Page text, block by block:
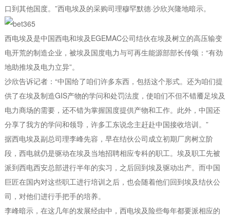
口到其他国度。”西电埃及的采购司理穆罕默德·沙欣兴隆地暗示。
西电埃及是中国西电和埃及EGEMAC公司结伙在埃及树立的高压输变
电开荒的制造企业，被埃及国度电力与可再生能源部部长传颂：“有劲
地助推埃及电力立异”。
沙欣告诉记者：“中国给了咱们许多东西，包括这个形式。还为咱们提
供了在埃及制造GIS产物的学问和处罚法度，使咱们不但不错餍足埃及
电力商场的需要，还不错为掌握国度提供产物和工作。此外，中国还
分享了我方的学问和领导，许多工东说念主赶赴中国接收培训。”
据西电埃及副总司理李峰先容，早在结伙公司成立初期厂房树立阶
段，西电就仍是驱动在埃及当地招聘相应专科的职工。埃及职工先被
派到西电西安总部进行半年的实习，之后回到埃及驱动出产。而中国
巨匠在国内对这些职工进行培训之后，也会随着他们回到埃及结伙公
司，对他们进行手把手的培养。
李峰暗示，在这几年的发展经由中，西电埃及险些每年都要派相应的